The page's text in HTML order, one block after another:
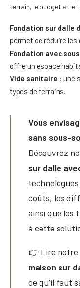
terrain, le budget et le
Fondation sur dalle
permet de réduire
Fondation avec
offre un espace
Vide sanitaire : une
types de terrains.
Vous
sans sous-
Découvrez
sur dalle
coûts, les
ainsi que les
à cette
👉 Lire notre
maison sur
ce qu’il faut